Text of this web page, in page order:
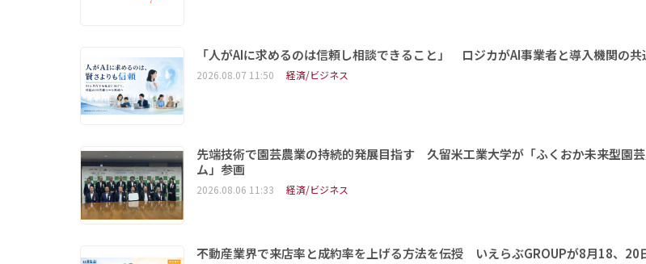
「人がAIに求めるのは信頼し相談できること」 ロジカがAI事業者と導入機関の
2026.08.07 11:50 経済/ビジネス
先端技術で園芸農業の持続的発展目指す 久留米工業大学が「ふくおか未来型園
ム」参画
2026.08.06 11:33 経済/ビジネス
不動産業界で来店率と成約率を上げる方法を伝授 いえらぶGROUPが8月18、20